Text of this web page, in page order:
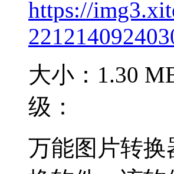
大小：1.30
级：
万能图片转